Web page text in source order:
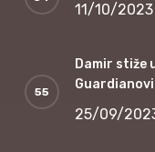
11/10/2023
Damir stiže
25/09/